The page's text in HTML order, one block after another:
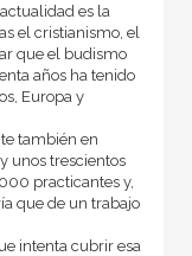
es la
el cristianismo, el
que el budismo
años ha tenido
Europa y
también en
unos trescientos
practicantes y,
que de un trabajo
intenta cubrir esa